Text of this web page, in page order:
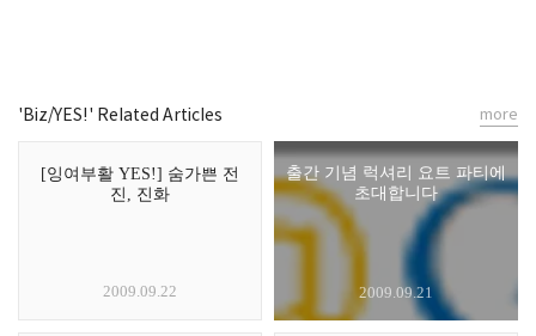
'Biz/YES!' Related Articles
[잉여부활 YES!] 숨가쁜 전
진, 진화
2009.09.22
출간 기념 럭셔리 요트 파티에
초대합니다
2009.09.21
more